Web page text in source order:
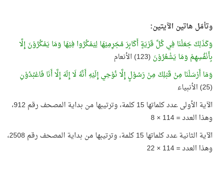
وتأمّل هاتين الآيتين:
وَكَذَلِكَ جَعَلْنَا فِي كُلِّ قَرْيَةٍ أَكَابِرَ مُجَرِمِيْهَا لِيَمْكُرُوا فِيْهَا وَمَا يَمْكُرُوْنَ إِلَّا
بِأَنْفُسِهِمْ وَمَا يَشْعُرُوْنَ (123) الأنعام
وَمَا أَرْسَلْنَا مِنْ قَبْلِكَ مِنْ رَسُوْلٍ إِلَّا نُوْحِي إِلَيْهِ أَنَّهُ لَا إِلَهَ إِلَّا أَنَا فَاعْبُدُوْنِ
(25) الأنبياء
الآية الأولى عدد كلماتها 15 كلمة، وترتيبها من بداية المصحف رقم 912،
وهذا العدد = 114 × 8
الآية الثانية عدد كلماتها 15 كلمة، وترتيبها من بداية المصحف رقم 2508،
وهذا العدد = 114 × 22